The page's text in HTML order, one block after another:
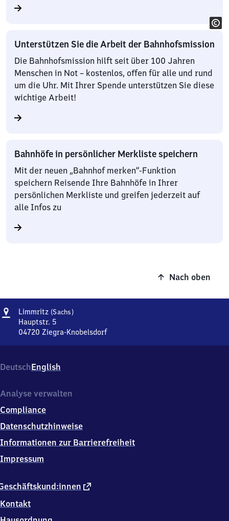
Unterstützen Sie die Arbeit der Bahnhofsmission
Die Bahnhofsmission hilft seit über 100 Jahren
Menschen in Not – kostenlos, offen für alle und rund
um die Uhr. Mit Ihrer Spende unterstützen Sie diese
wichtige Arbeit!
Bahnhöfe in persönlicher Merkliste speichern
Mit der neuen „Bahnhof merken“-Funktion
speichern Reisende Ihre Bahnhöfe in Ihrer
persönlichen Merkliste und greifen jederzeit auf
alle Infos zu
Nach oben
Adresse
Limmritz (Sachs)Limmritz
Hauptstr. 5
04720 Ziegra-Knobelsdorf
Hauptstr.
5,
4
2
0
Knobelsdorf
DeutschEnglish
externer
Kontakt
Analyse verwalten
Compliance
Datenschutzhinweise
Informationen zur Barrierefreiheit
Impressum